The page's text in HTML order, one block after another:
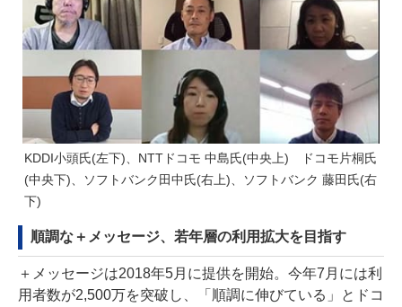
KDDI小頭氏(左下)、NTTドコモ 中島氏(中央上) ドコモ片桐氏
(中央下)、ソフトバンク田中氏(右上)、ソフトバンク 藤田氏(右
下)
順調な＋メッセージ、若年層の利用拡大を目指す
＋メッセージは2018年5月に提供を開始。今年7月には利
用者数が2,500万を突破し、「順調に伸びている」とドコ